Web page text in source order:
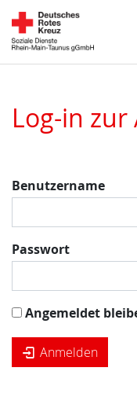
Log-in
Benutzername
Passwort
Angemeldet
Anmelden